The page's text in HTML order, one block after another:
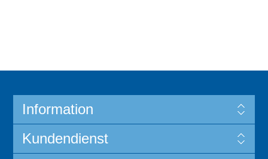
Information
Kundendienst